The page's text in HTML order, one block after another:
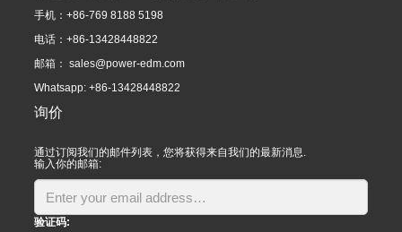
手机：+86-769 8188 5198
电话：+86-13428448822
邮箱： sales@power-edm.com
Whatsapp: +86-13428448822
询价
通过订阅我们的邮件列表，您将获得来自我们的最新消息.
输入你的邮箱:
验证码: